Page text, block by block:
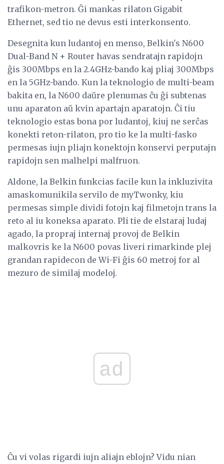
trafikon-metron. Ĝi mankas rilaton Gigabit
Ethernet, sed tio ne devus esti interkonsento.
Desegnita kun ludantoj en menso, Belkin's N600
Dual-Band N + Router havas sendratajn rapidojn
ĝis 300Mbps en la 2.4GHz-bando kaj pliaj 300Mbps
en la 5GHz-bando. Kun la teknologio de multi-beam
bakita en, la N600 daŭre plenumas ĉu ĝi subtenas
unu aparaton aŭ kvin apartajn aparatojn. Ĉi tiu
teknologio estas bona por ludantoj, kiuj ne serĉas
konekti reton-rilaton, pro tio ke la multi-fasko
permesas iujn pliajn konektojn konservi perputajn
rapidojn sen malhelpi malfruon.
Aldone, la Belkin funkcias facile kun la inkluzivita
amaskomunikila servilo de myTwonky, kiu
permesas simple dividi fotojn kaj filmetojn trans la
reto al iu koneksa aparato. Pli tie de elstaraj ludaj
agado, la propraj internaj provoj de Belkin
malkovris ke la N600 povas liveri rimarkinde plej
grandan rapidecon de Wi-Fi ĝis 60 metroj for al
mezuro de similaj modeloj.
ad
Ĉu vi volas rigardi iujn aliajn eblojn? Vidu nian